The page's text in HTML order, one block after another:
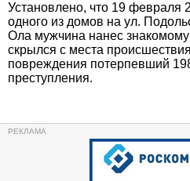
Установлено, что 19 февраля
одного из домов на ул.
Ола мужчина нанес
скрылся с места
повреждения потерпевший
преступления.